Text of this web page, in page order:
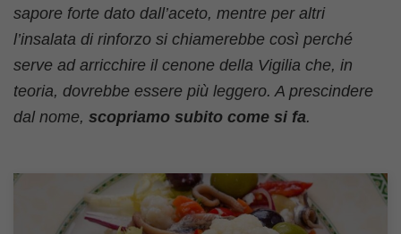
sapore forte dato dall’aceto, mentre per altri
l’insalata di rinforzo si chiamerebbe così perché
serve ad arricchire il cenone della Vigilia che, in
teoria, dovrebbe essere più leggero. A prescindere
dal nome, scopriamo subito come si fa.